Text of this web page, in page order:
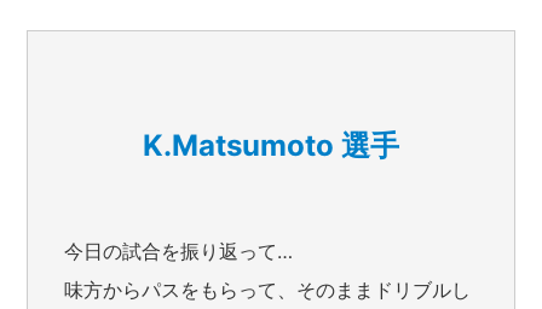
K.Matsumoto 選手
今日の試合を振り返って…
味方からパスをもらって、そのままドリブルし